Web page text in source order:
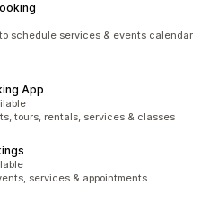
schedule services & events calendar
App
tours, rentals, services & classes
services & appointments